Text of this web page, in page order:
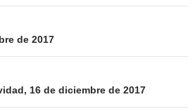
de 2017
16 de diciembre de 2017